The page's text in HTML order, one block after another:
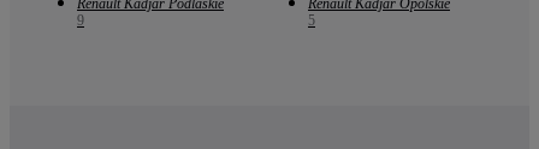
Renault Kadjar Podlaskie
9
Renault Kadjar Opolskie
5